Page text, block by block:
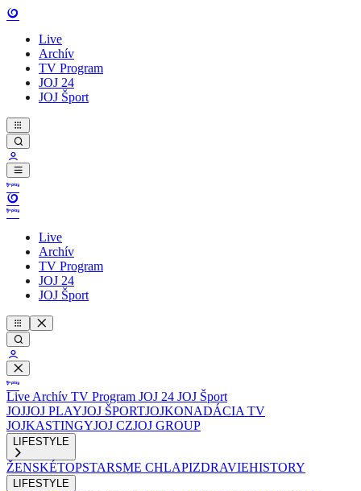
Live
Archív
TV Program
JOJ 24
JOJ Šport
Live
Archív
TV Program
JOJ 24
JOJ Šport
Live Archív TV Program JOJ 24 JOJ Šport
JOJJOJ PLAYJOJ ŠPORTJOJKONADÁCIA TV
JOJKASTINGYJOJ CZJOJ GROUP
LIFESTYLE
ŽENSKÉTOPSTARSME CHLAPIZDRAVIEHISTORY
LIFESTYLE